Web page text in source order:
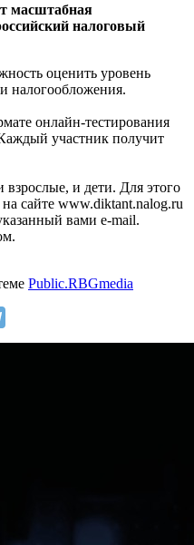
масштабная
налоговый
оценить уровень
налогообложения.
онлайн-тестирования
участник получит
и дети. Для этого
сайте www.diktant.nalog.ru
вами e-mail.
Public.RBGmedia